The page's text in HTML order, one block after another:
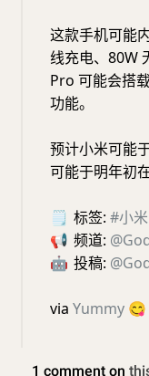
这款手机可能
线充电、80W
Pro 可能会搭
功能。
预计小米可能
可能于明年初
🗒 标签: #小米
📢 频道:
🤖 投稿:
via Yummy 😋